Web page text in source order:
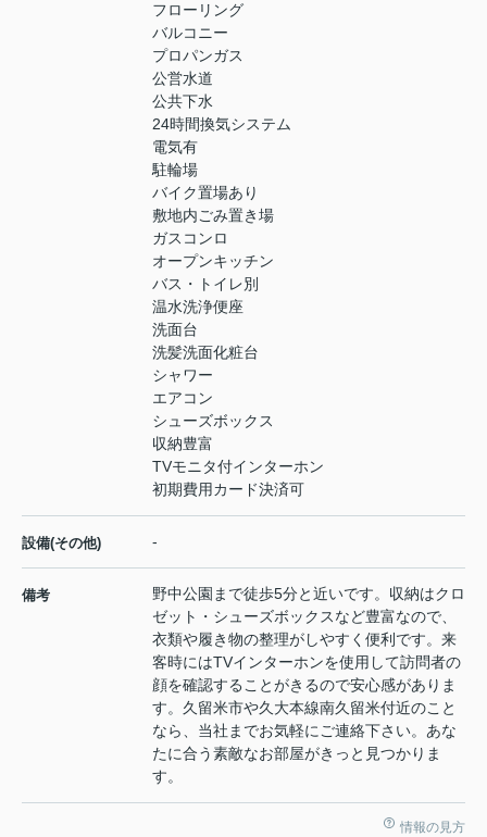
フローリング
バルコニー
プロパンガス
公営水道
公共下水
24時間換気システム
電気有
駐輪場
バイク置場あり
敷地内ごみ置き場
ガスコンロ
オープンキッチン
バス・トイレ別
温水洗浄便座
洗面台
洗髪洗面化粧台
シャワー
エアコン
シューズボックス
収納豊富
TVモニタ付インターホン
初期費用カード決済可
設備(その他) -
備考
野中公園まで徒歩5分と近いです。収納はクロ
ゼット・シューズボックスなど豊富なので、
衣類や履き物の整理がしやすく便利です。来
客時にはTVインターホンを使用して訪問者の
顔を確認することがきるので安心感がありま
す。久留米市や久大本線南久留米付近のこと
なら、当社までお気軽にご連絡下さい。あな
たに合う素敵なお部屋がきっと見つかりま
す。
情報の見方